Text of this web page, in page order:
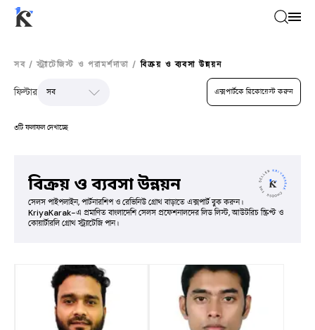
সব / স্ট্র্যাটেজিস্ট ও পরামর্শদাতা / বিক্রয় ও ব্যবসা উন্নয়ন
ফিল্টার এক্সপার্টকে রিকোয়েস্ট করুন
৩টি ফলাফল দেখাচ্ছে
বিক্রয় ও ব্যবসা উন্নয়ন
সেলস পাইপলাইন, পার্টনারশিপ ও রেভিনিউ গ্রোথ বাড়াতে এক্সপার্ট বুক করুন।
KriyaKarak-এ প্রমাণিত বাংলাদেশি সেলস প্রফেশনালদের লিড লিস্ট, আউটরিচ স্ক্রিপ্ট ও
কোয়ার্টারলি গ্রোথ স্ট্র্যাটেজি পান।